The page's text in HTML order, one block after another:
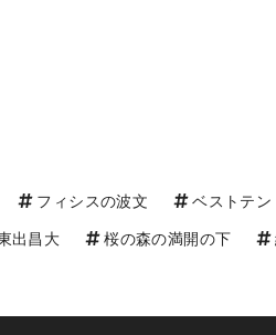
フィシスの波文 ベストテン
出昌大 桜の森の満開の下